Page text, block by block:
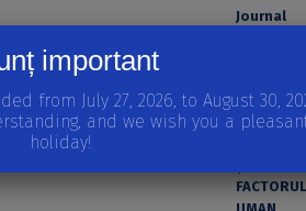
ÎN PRACTICA MEDICALĂ
important
from July 27, 2026, to August 30,
and we wish you a
holiday!